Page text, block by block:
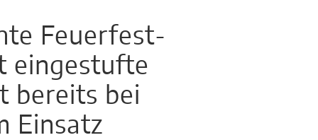
Feuerfest-
eingestufte
bereits bei
Einsatz